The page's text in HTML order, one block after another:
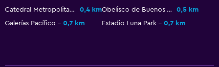
Catedral Metropolitana 0,4 km Obelisco de Buenos Aires
0,5 km
Galerías Pacífico
0,7 km Estadio Luna Park 0,7 km